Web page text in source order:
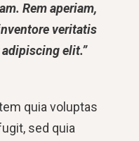
Rem aperiam,
veritatis
elit.”
quia voluptas
sed quia